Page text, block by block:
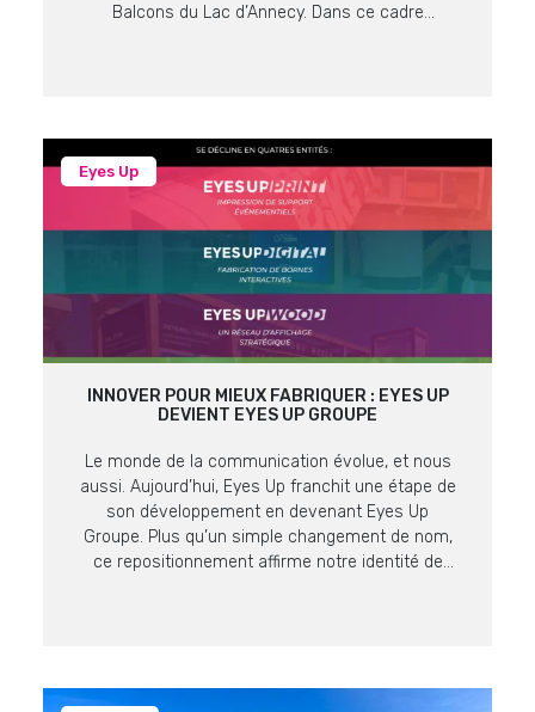
Balcons du Lac d’Annecy. Dans ce cadre
Eyes Up
INNOVER POUR MIEUX FABRIQUER : EYES UP
DEVIENT EYES UP GROUPE
Le monde de la communication évolue, et nous
aussi. Aujourd’hui, Eyes Up franchit une étape de
son développement en devenant Eyes Up
Groupe. Plus qu’un simple changement de nom,
ce repositionnement affirme notre identité de